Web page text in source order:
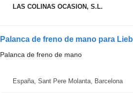
LAS COLINAS OCASION, S.L.
Palanca de freno de mano para
Palanca de freno de mano
España, Sant Pere Molanta, Barcelona